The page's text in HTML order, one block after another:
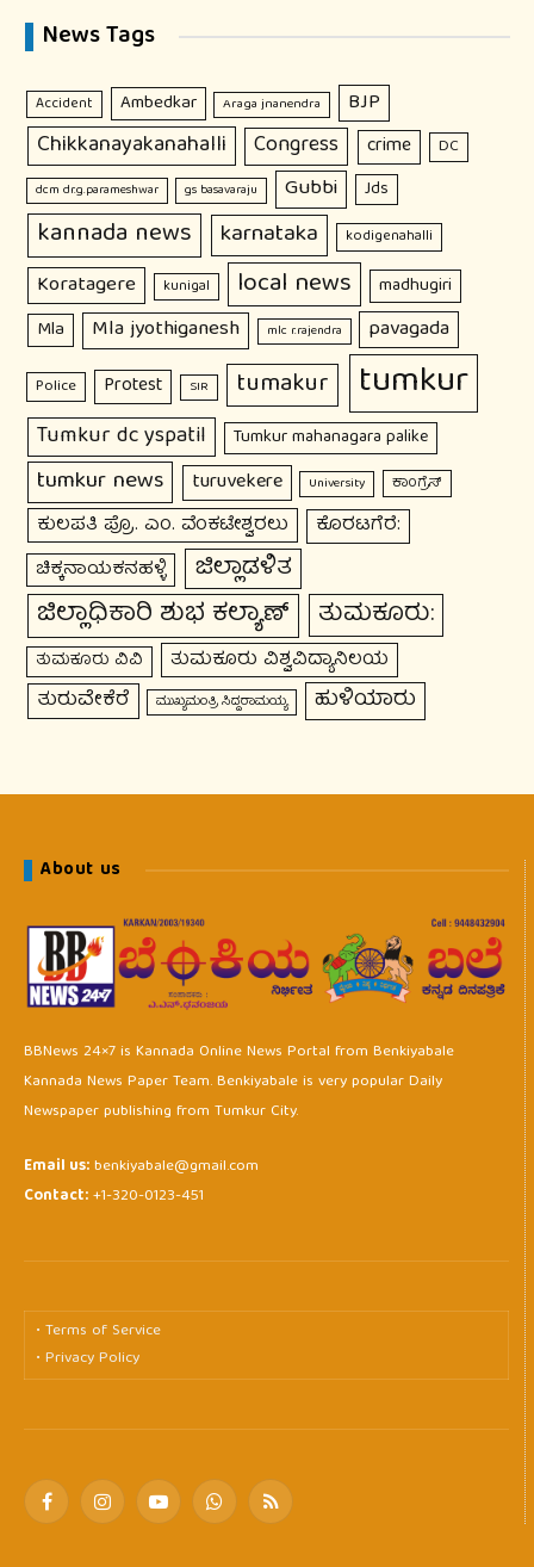
News Tags
Accident Ambedkar Araga jnanendra BJP
Chikkanayakanahalli Congress crime DC
dcm dr.g.parameshwar gs basavaraju Gubbi Jds
kannada news karnataka kodigenahalli
Koratagere kunigal local news madhugiri
Mla Mla jyothiganesh mlc r.rajendra pavagada
Police Protest SIR tumakur tumkur
Tumkur dc yspatil Tumkur mahanagara palike
tumkur news turuvekere University ಕಾಂಗ್ರೆಸ್
ಕುಲಪತಿ ಪ್ರೊ. ಎಂ. ವೆಂಕಟೇಶ್ವರಲು ಕೊರಟಗೆರೆ:
ಚಿಕ್ಕನಾಯಕನಹಳ್ಳಿ ಜಿಲ್ಲಾಡಳಿತ
ಜಿಲ್ಲಾಧಿಕಾರಿ ಶುಭ ಕಲ್ಯಾಣ್ ತುಮಕೂರು:
ತುಮಕೂರು ವಿವಿ ತುಮಕೂರು ವಿಶ್ವವಿದ್ಯಾನಿಲಯ
ತುರುವೇಕೆರೆ ಮುಖ್ಯಮಂತ್ರಿ ಸಿದ್ದರಾಮಯ್ಯ ಹುಳಿಯಾರು
About us
BBNews 24×7 is Kannada Online News Portal from Benkiyabale
Kannada News Paper Team. Benkiyabale is very popular Daily
Newspaper publishing from Tumkur City.
Email us:benkiyabale@gmail.com
Contact:+1-320-0123-451
• Terms of Service
• Privacy Policy
FacebookInstagramYouTubeWhatsApp
RSS